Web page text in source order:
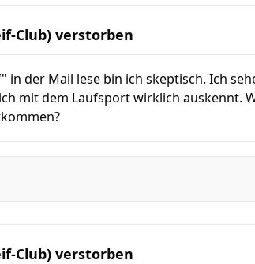
Club) verstorben
in der Mail lese bin ich skeptisch. Ich
mit dem Laufsport wirklich auskennt.
Club) verstorben